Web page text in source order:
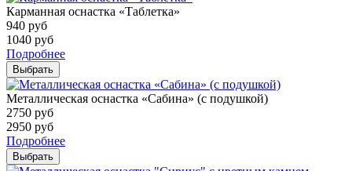
Карманная оснастка «Таблетка»
940 руб
1040 руб
Подробнее
Выбрать
Металлическая оснастка «Сабина» (с подушкой)
2750 руб
2950 руб
Подробнее
Выбрать